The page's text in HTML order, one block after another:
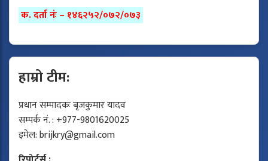
क. दर्ता नंः – १४६२५२/०७२/०७३
हाम्रो टीम:
प्रधान सम्पादकः बृजकुमार यादव
सम्पर्क नं. : +977-9801620025
इमेल:brijkry@gmail.com